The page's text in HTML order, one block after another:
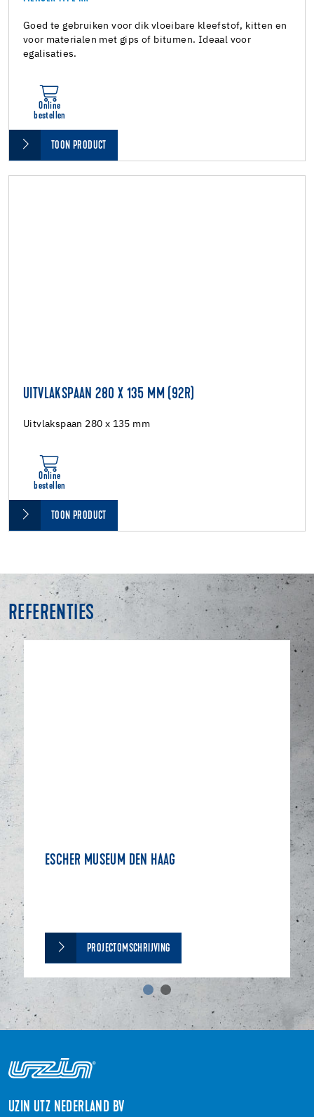
Goed te gebruiken voor dik vloeibare kleefstof, kitten en
voor materialen met gips of bitumen. Ideaal voor
egalisaties.
Online
bestellen
TOON PRODUCT
UITVLAKSPAAN 280 X 135 MM (92R)
Uitvlakspaan 280 x 135 mm
Online
bestellen
TOON PRODUCT
REFERENTIES
ESCHER MUSEUM DEN HAAG
PROJECTOMSCHRIJVING
UZIN UTZ NEDERLAND BV